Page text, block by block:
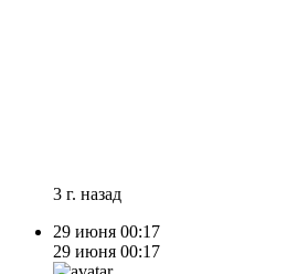
3 г. назад
29 июня 00:17
29 июня 00:17